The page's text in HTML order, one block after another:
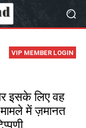
VIP MEMBER LOGIN
इसके लिए वह
मामले में ज़मानत